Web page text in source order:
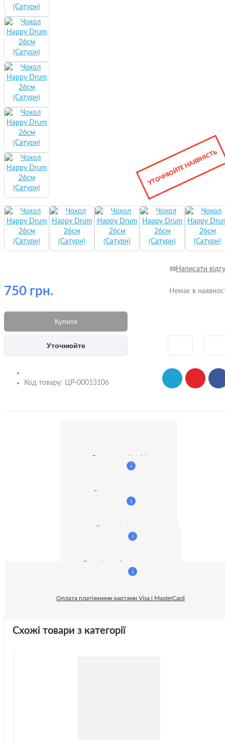
УТОЧНЮЙТЕ НАЯВНІСТЬ
(0)Написати
750 грн. Немає в
Купити
Уточнюйте
Код товару: ЦР-00013106
Доставка по Україні
Доставка кур'єром
i
Оплата готівкою
i
Безготівковий розрахунок:
i
Оплата платіжними картами Visa і MasterCard
i
Схожі товари з категорії